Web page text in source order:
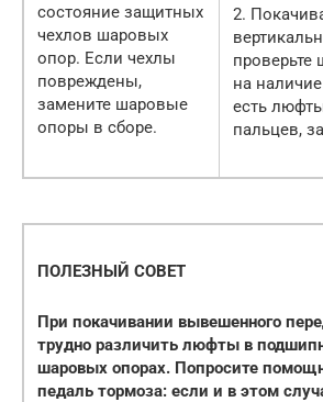
состояние защитных
чехлов шаровых
опор. Если чехлы
повреждены,
замените шаровые
опоры в сборе.
2.
на
есть
пальцев,
ПОЛЕЗНЫЙ СОВЕТ
При покачивании вывешенного
трудно различить люфты в
шаровых опорах. Попросите
педаль тормоза: если и в этом